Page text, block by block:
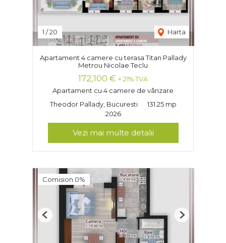
1 /20 Harta
Apartament 4 camere cu terasa Titan Pallady
Metrou Nicolae Teclu
172,100 € + 21% TVA
Apartament cu 4 camere de vânzare
Theodor Pallady, Bucuresti
131.25 mp
2026
Vezi mai multe detalii
Comision 0%
Previous Next